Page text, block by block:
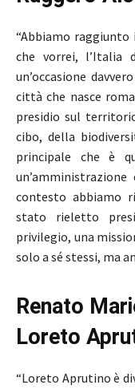
“Abbiamo
che vorrei, l’Italia
un’occasione
città che nasce
presidio sul
cibo, della
principale che è
contesto abbiamo
stato rieletto
privilegio, una
solo a sé stessi, ma
Renato
Loreto
“Loreto Aprutino è